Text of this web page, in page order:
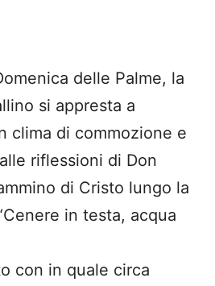
delle Palme, la
si appresta a
clima di commozione e
riflessioni di Don
di Cristo lungo la
in testa, acqua
con in quale circa